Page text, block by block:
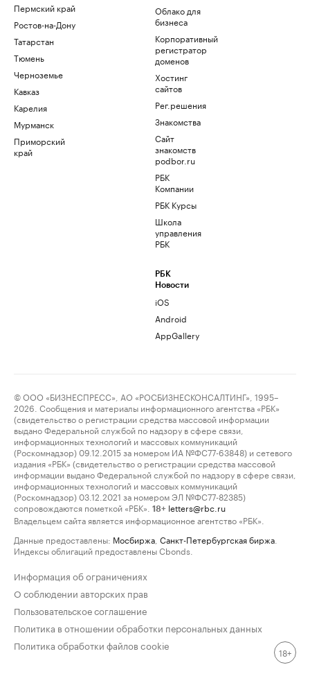
Пермский край
Ростов-на-Дону
Татарстан
Тюмень
Черноземье
Кавказ
Карелия
Мурманск
Приморский
край
Облако для
бизнеса
Корпоративный
регистратор
доменов
Хостинг
сайтов
Рег.решения
Знакомства
Сайт
знакомств
podbor.ru
РБК
Компании
РБК Курсы
Школа
управления
РБК
РБК
Новости
iOS
Android
AppGallery
© ООО «БИЗНЕСПРЕСС», АО «РОСБИЗНЕСКОНСАЛТИНГ», 1995–
2026. Сообщения и материалы информационного агентства «РБК»
(свидетельство о регистрации средства массовой информации
выдано Федеральной службой по надзору в сфере связи,
информационных технологий и массовых коммуникаций
(Роскомнадзор) 09.12.2015 за номером ИА №ФС77-63848) и сетевого
издания «РБК» (свидетельство о регистрации средства массовой
информации выдано Федеральной службой по надзору в сфере связи,
информационных технологий и массовых коммуникаций
(Роскомнадзор) 03.12.2021 за номером ЭЛ №ФС77-82385)
сопровождаются пометкой «РБК».
18+ letters@rbc.ru
Владельцем сайта является информационное агентство «РБК».
Данные предоставлены: Мосбиржа Санкт-Петербургская биржа
Индексы облигаций предоставлены Cbonds.
Информация об ограничениях
О соблюдении авторских прав
Пользовательское соглашение
Политика в отношении обработки персональных данных
Политика обработки файлов cookie
18+